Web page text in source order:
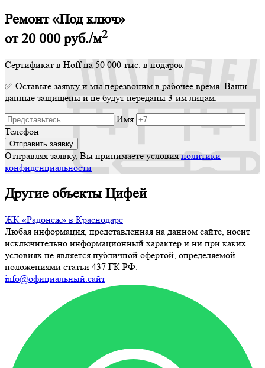
Ремонт «Под ключ»
от 20 000руб./м2
Сертификат в Hoff на 50 000 тыс. в подарок
✅ Оставьте заявку и мы перезвоним в рабочее время. Ваши
данные защищены и не будут переданы 3-им лицам.
Имя
Телефон
Отправляя заявку, Вы принимаете условияполитики
конфиденциальности
Другие объекты Цифей
ЖК «Радонеж» в Краснодаре
Любая информация, представленная на данном сайте, носит
исключительно информационный характер и ни при каких
условиях не является публичной офертой, определяемой
положениями статьи 437 ГК РФ.
info@официальный.сайт